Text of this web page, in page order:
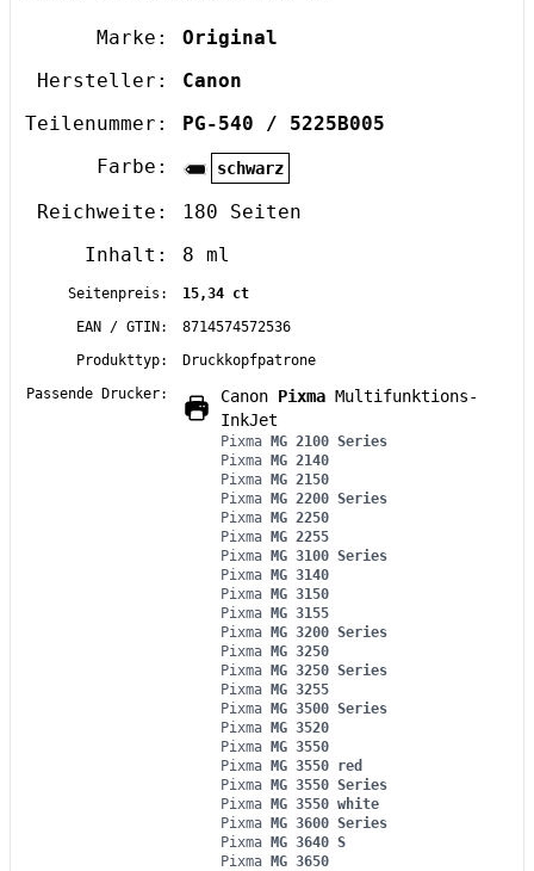
Marke:
Original
Hersteller:
Canon
Teilenummer:
PG-540 / 5225B005
Farbe:
schwarz
Reichweite:
180 Seiten
Inhalt:
8 ml
Seitenpreis:
15,34 ct
EAN / GTIN:
8714574572536
Produkttyp:
Druckkopfpatrone
Passende Drucker:
Canon Pixma Multifunktions-
InkJet
Pixma MG 2100 Series
Pixma MG 2140
Pixma MG 2150
Pixma MG 2200 Series
Pixma MG 2250
Pixma MG 2255
Pixma MG 3100 Series
Pixma MG 3140
Pixma MG 3150
Pixma MG 3155
Pixma MG 3200 Series
Pixma MG 3250
Pixma MG 3250 Series
Pixma MG 3255
Pixma MG 3500 Series
Pixma MG 3520
Pixma MG 3550
Pixma MG 3550 red
Pixma MG 3550 Series
Pixma MG 3550 white
Pixma MG 3600 Series
Pixma MG 3640 S
Pixma MG 3650